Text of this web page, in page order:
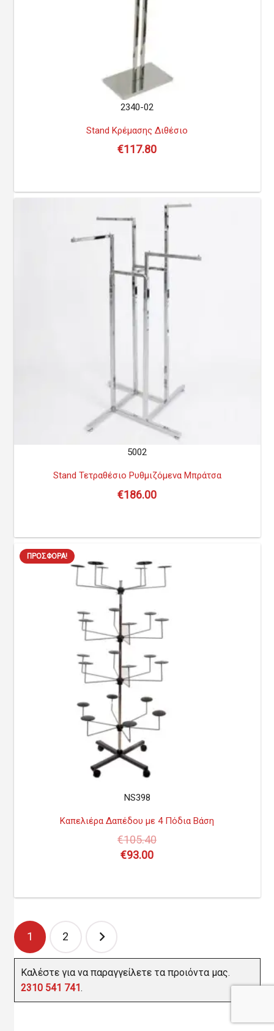
2340-02
Stand Κρέμασης Διθέσιο
€117.80
5002
Stand Τετραθέσιο Ρυθμιζόμενα Μπράτσα
€186.00
ΠΡΟΣΦΟΡΆ!
NS398
Καπελιέρα Δαπέδου με 4 Πόδια Βάση
€105.40
€93.00
Πλοήγηση
άρθρων
1 2
Καλέστε για να παραγγείλετε τα προιόντα μας.
2310 541 741.